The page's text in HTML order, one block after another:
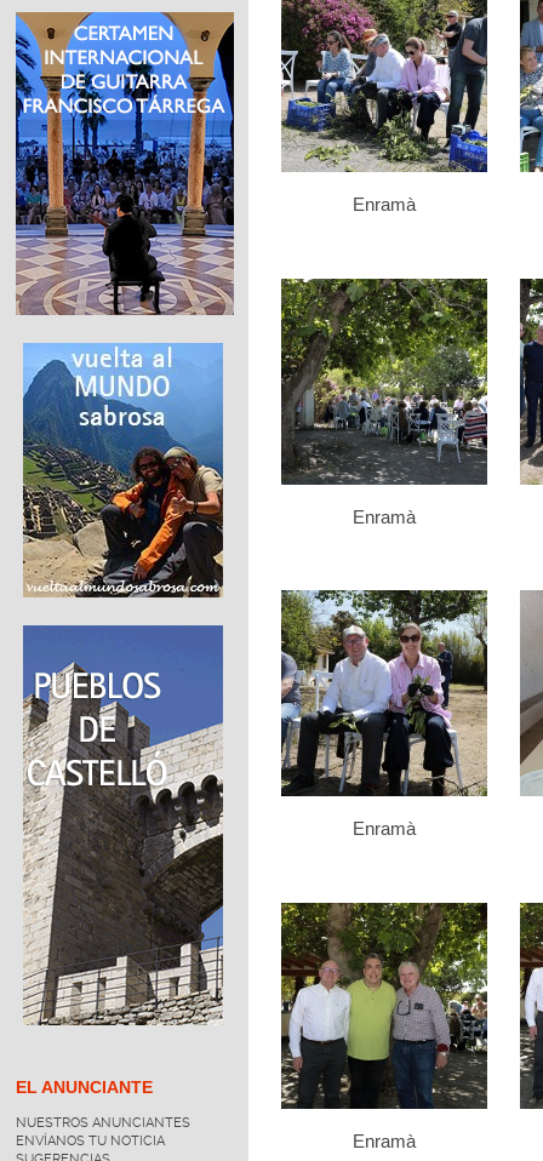
EL ANUNCIANTE
NUESTROS ANUNCIANTES
ENVÍANOS TU NOTICIA
Enramà
Enramà
Enramà
Enramà